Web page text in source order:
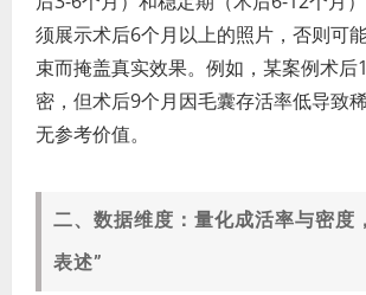
须展示术后6个月以上的照片，否则可
束而掩盖真实效果。例如，某案例术后
密，但术后9个月因毛囊存活率低导致
无参考价值。
二、数据维度：量化成活率与密度
表述”